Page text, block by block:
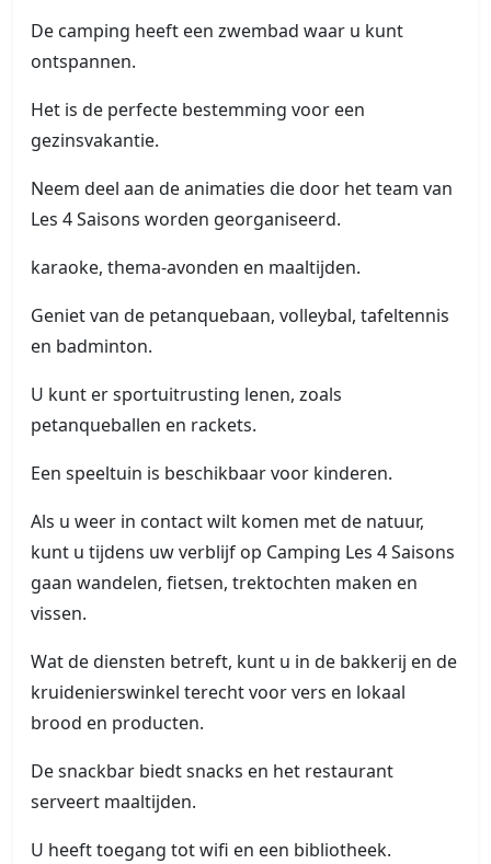
De camping heeft een zwembad waar u kunt
ontspannen.
Het is de perfecte bestemming voor een
gezinsvakantie.
Neem deel aan de animaties die door het team van
Les 4 Saisons worden georganiseerd.
karaoke, thema-avonden en maaltijden.
Geniet van de petanquebaan, volleybal, tafeltennis
en badminton.
U kunt er sportuitrusting lenen, zoals
petanqueballen en rackets.
Een speeltuin is beschikbaar voor kinderen.
Als u weer in contact wilt komen met de natuur,
kunt u tijdens uw verblijf op Camping Les 4 Saisons
gaan wandelen, fietsen, trektochten maken en
vissen.
Wat de diensten betreft, kunt u in de bakkerij en de
kruidenierswinkel terecht voor vers en lokaal
brood en producten.
De snackbar biedt snacks en het restaurant
serveert maaltijden.
U heeft toegang tot wifi en een bibliotheek.